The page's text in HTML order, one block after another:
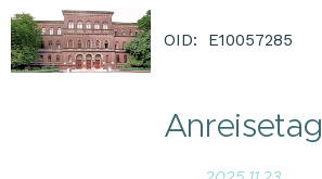
OID: E10057285
Anreisetag